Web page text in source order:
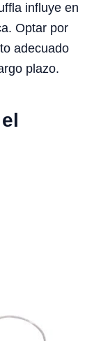
influye en
Optar por
adecuado
plazo.